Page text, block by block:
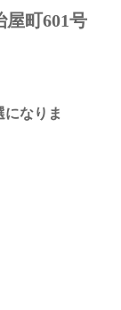
屋町601号
なりま